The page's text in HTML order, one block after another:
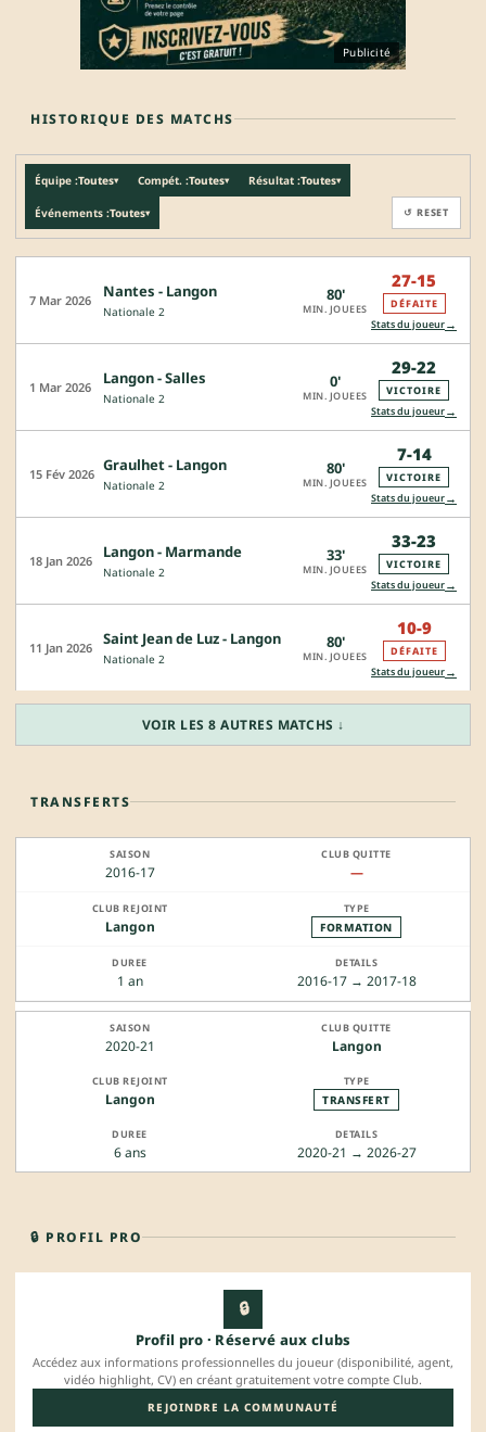
Publicité
HISTORIQUE DES MATCHS
Équipe :Toutes▾ Compét. :Toutes▾ Résultat :Toutes▾
Événements :Toutes▾ ↺ RESET
7 Mar 2026 Nantes - Langon
Nationale 2
80'
MIN. JOUEES
27-15
DÉFAITE
Stats du joueur→
1 Mar 2026 Langon - Salles
Nationale 2
0'
MIN. JOUEES
29-22
VICTOIRE
Stats du joueur→
15 Fév 2026 Graulhet - Langon
Nationale 2
80'
MIN. JOUEES
7-14
VICTOIRE
Stats du joueur→
18 Jan 2026 Langon - Marmande
Nationale 2
33'
MIN. JOUEES
33-23
VICTOIRE
Stats du joueur→
11 Jan 2026 Saint Jean de Luz - Langon
Nationale 2
80'
MIN. JOUEES
10-9
DÉFAITE
Stats du joueur→
VOIR LES 8 AUTRES MATCHS ↓
TRANSFERTS
2016-17 —
Langon FORMATION
1 an 2016-17 → 2017-18
2020-21 Langon
Langon TRANSFERT
6 ans 2020-21 → 2026-27
🔒 PROFIL PRO
🔒
Profil pro · Réservé aux clubs
Accédez aux informations professionnelles du joueur (disponibilité, agent,
vidéo highlight, CV) en créant gratuitement votre compte Club.
REJOINDRE LA COMMUNAUTÉ